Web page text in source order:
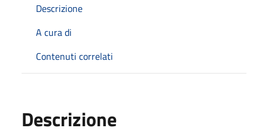
Descrizione
A cura di
Contenuti correlati
Descrizione